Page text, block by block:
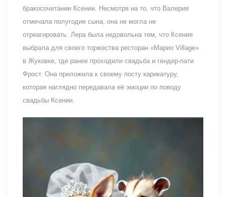
бракосочетании Ксении. Несмотря на то, что Валерия
отмечала полугодие сына, она не могла не
отреагировать. Лера была недовольна тем, что Ксения
выбрала для своего торжества ресторан «Марио Village»
в Жуковке, где ранее проходили свадьба и гендер-пати
Фрост. Она приложила к своему посту карикатуру,
которая наглядно передавала её эмоции по поводу
свадьбы Ксении.